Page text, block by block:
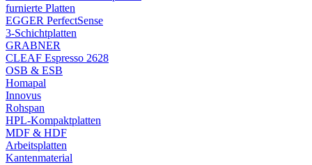
furnierte Platten
EGGER PerfectSense
3-Schichtplatten
GRABNER
CLEAF Espresso 2628
OSB & ESB
Homapal
Innovus
Rohspan
HPL-Kompaktplatten
MDF & HDF
Arbeitsplatten
Kantenmaterial